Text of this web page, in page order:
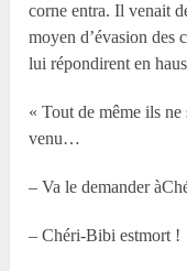
corne entra. Il venait
moyen d’évasion des
lui répondirent en
« Tout de même ils
venu…
– Va le demander
– Chéri-Bibi estmort !